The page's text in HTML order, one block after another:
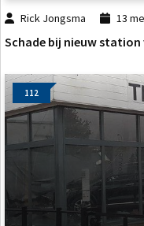
Rick Jongsma 13
Schade bij nieuw station
112